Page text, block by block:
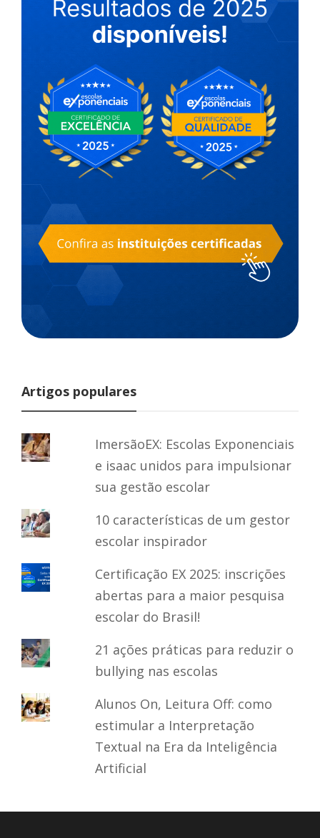
Artigos populares
ImersãoEX: Escolas Exponenciais
e isaac unidos para impulsionar
sua gestão escolar
10 características de um gestor
escolar inspirador
Certificação EX 2025: inscrições
abertas para a maior pesquisa
escolar do Brasil!
21 ações práticas para reduzir o
bullying nas escolas
Alunos On, Leitura Off: como
estimular a Interpretação
Textual na Era da Inteligência
Artificial